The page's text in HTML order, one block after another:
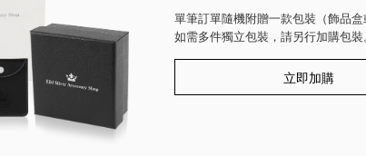
單筆訂單隨機附贈一款包裝（飾品盒
如需多件獨立包裝，請另行加購包裝。
立即加購